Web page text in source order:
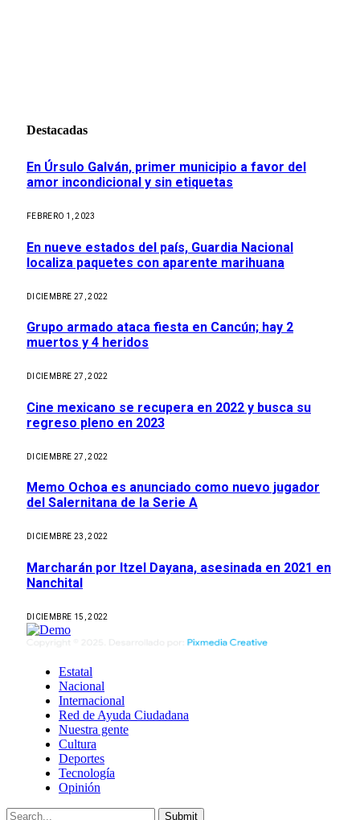
Destacadas
En Úrsulo Galván, primer municipio a favor del
amor incondicional y sin etiquetas
FEBRERO 1, 2023
En nueve estados del país, Guardia Nacional
localiza paquetes con aparente marihuana
DICIEMBRE 27, 2022
Grupo armado ataca fiesta en Cancún; hay 2
muertos y 4 heridos
DICIEMBRE 27, 2022
Cine mexicano se recupera en 2022 y busca su
regreso pleno en 2023
DICIEMBRE 27, 2022
Memo Ochoa es anunciado como nuevo jugador
del Salernitana de la Serie A
DICIEMBRE 23, 2022
Marcharán por Itzel Dayana, asesinada en 2021 en
Nanchital
DICIEMBRE 15, 2022
Estatal
Nacional
Internacional
Red de Ayuda Ciudadana
Nuestra gente
Cultura
Deportes
Tecnología
Opinión
Submit